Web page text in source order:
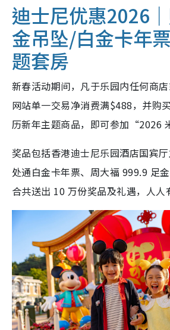
迪士尼优惠2026
金吊坠/白金卡年
题套房
新春活动期间，凡于乐园内任何商
网站单一交易净消费满$488，并购
历新年主题商品，即可参加“2026
奖品包括香港迪士尼乐园酒店国宾
处通白金卡年票、周大福 999.9 足金
合共送出 10 万份奖品及礼遇，人人